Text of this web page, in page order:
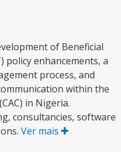
of Beneficial
policy enhancements, a
process, and
within the
in Nigeria.
consultancies, software
Ver mais